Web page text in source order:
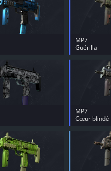
MP7
Guérilla
MP7
Cœur blindé